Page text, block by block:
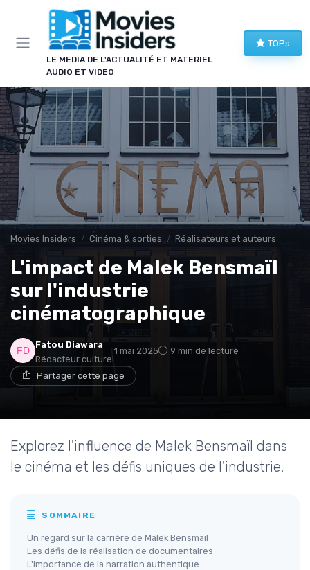
LE MEDIA DE L'ACTUALITÉ ET MATERIEL
AUDIO ET VIDEO
TOPs
Movies Insiders Cinéma & sorties Réalisateurs et auteurs
L'impact de Malek Bensmaïl
sur l'industrie
cinématographique
Fatou Diawara
Rédacteur culturel
1 mai 2025 9 min de lecture
Partager cette page
Explorez l'influence de Malek Bensmaïl dans
le cinéma et les défis uniques de l'industrie.
SOMMAIRE
Un regard sur la carrière de Malek Bensmaïl
Les défis de la réalisation de documentaires
L'importance de la narration authentique
×
LE CLUB MOVIES INSIDERS
Rejoignez le club !
Comparatifs home cinéma, bons plans image et
son, nouveautés à ne pas manquer : les membres
du club reçoivent le meilleur en avant-première.
Alertes promos Comparatifs
Guides d'achat Nouveautés ciné
→ Je rejoins le club
* En rejoignant le club, j'accepte de recevoir les emails
de Movies Insiders et les offres de ses partenaires.
Non merci, peut-être plus tard
Panneau de gestion des cookies